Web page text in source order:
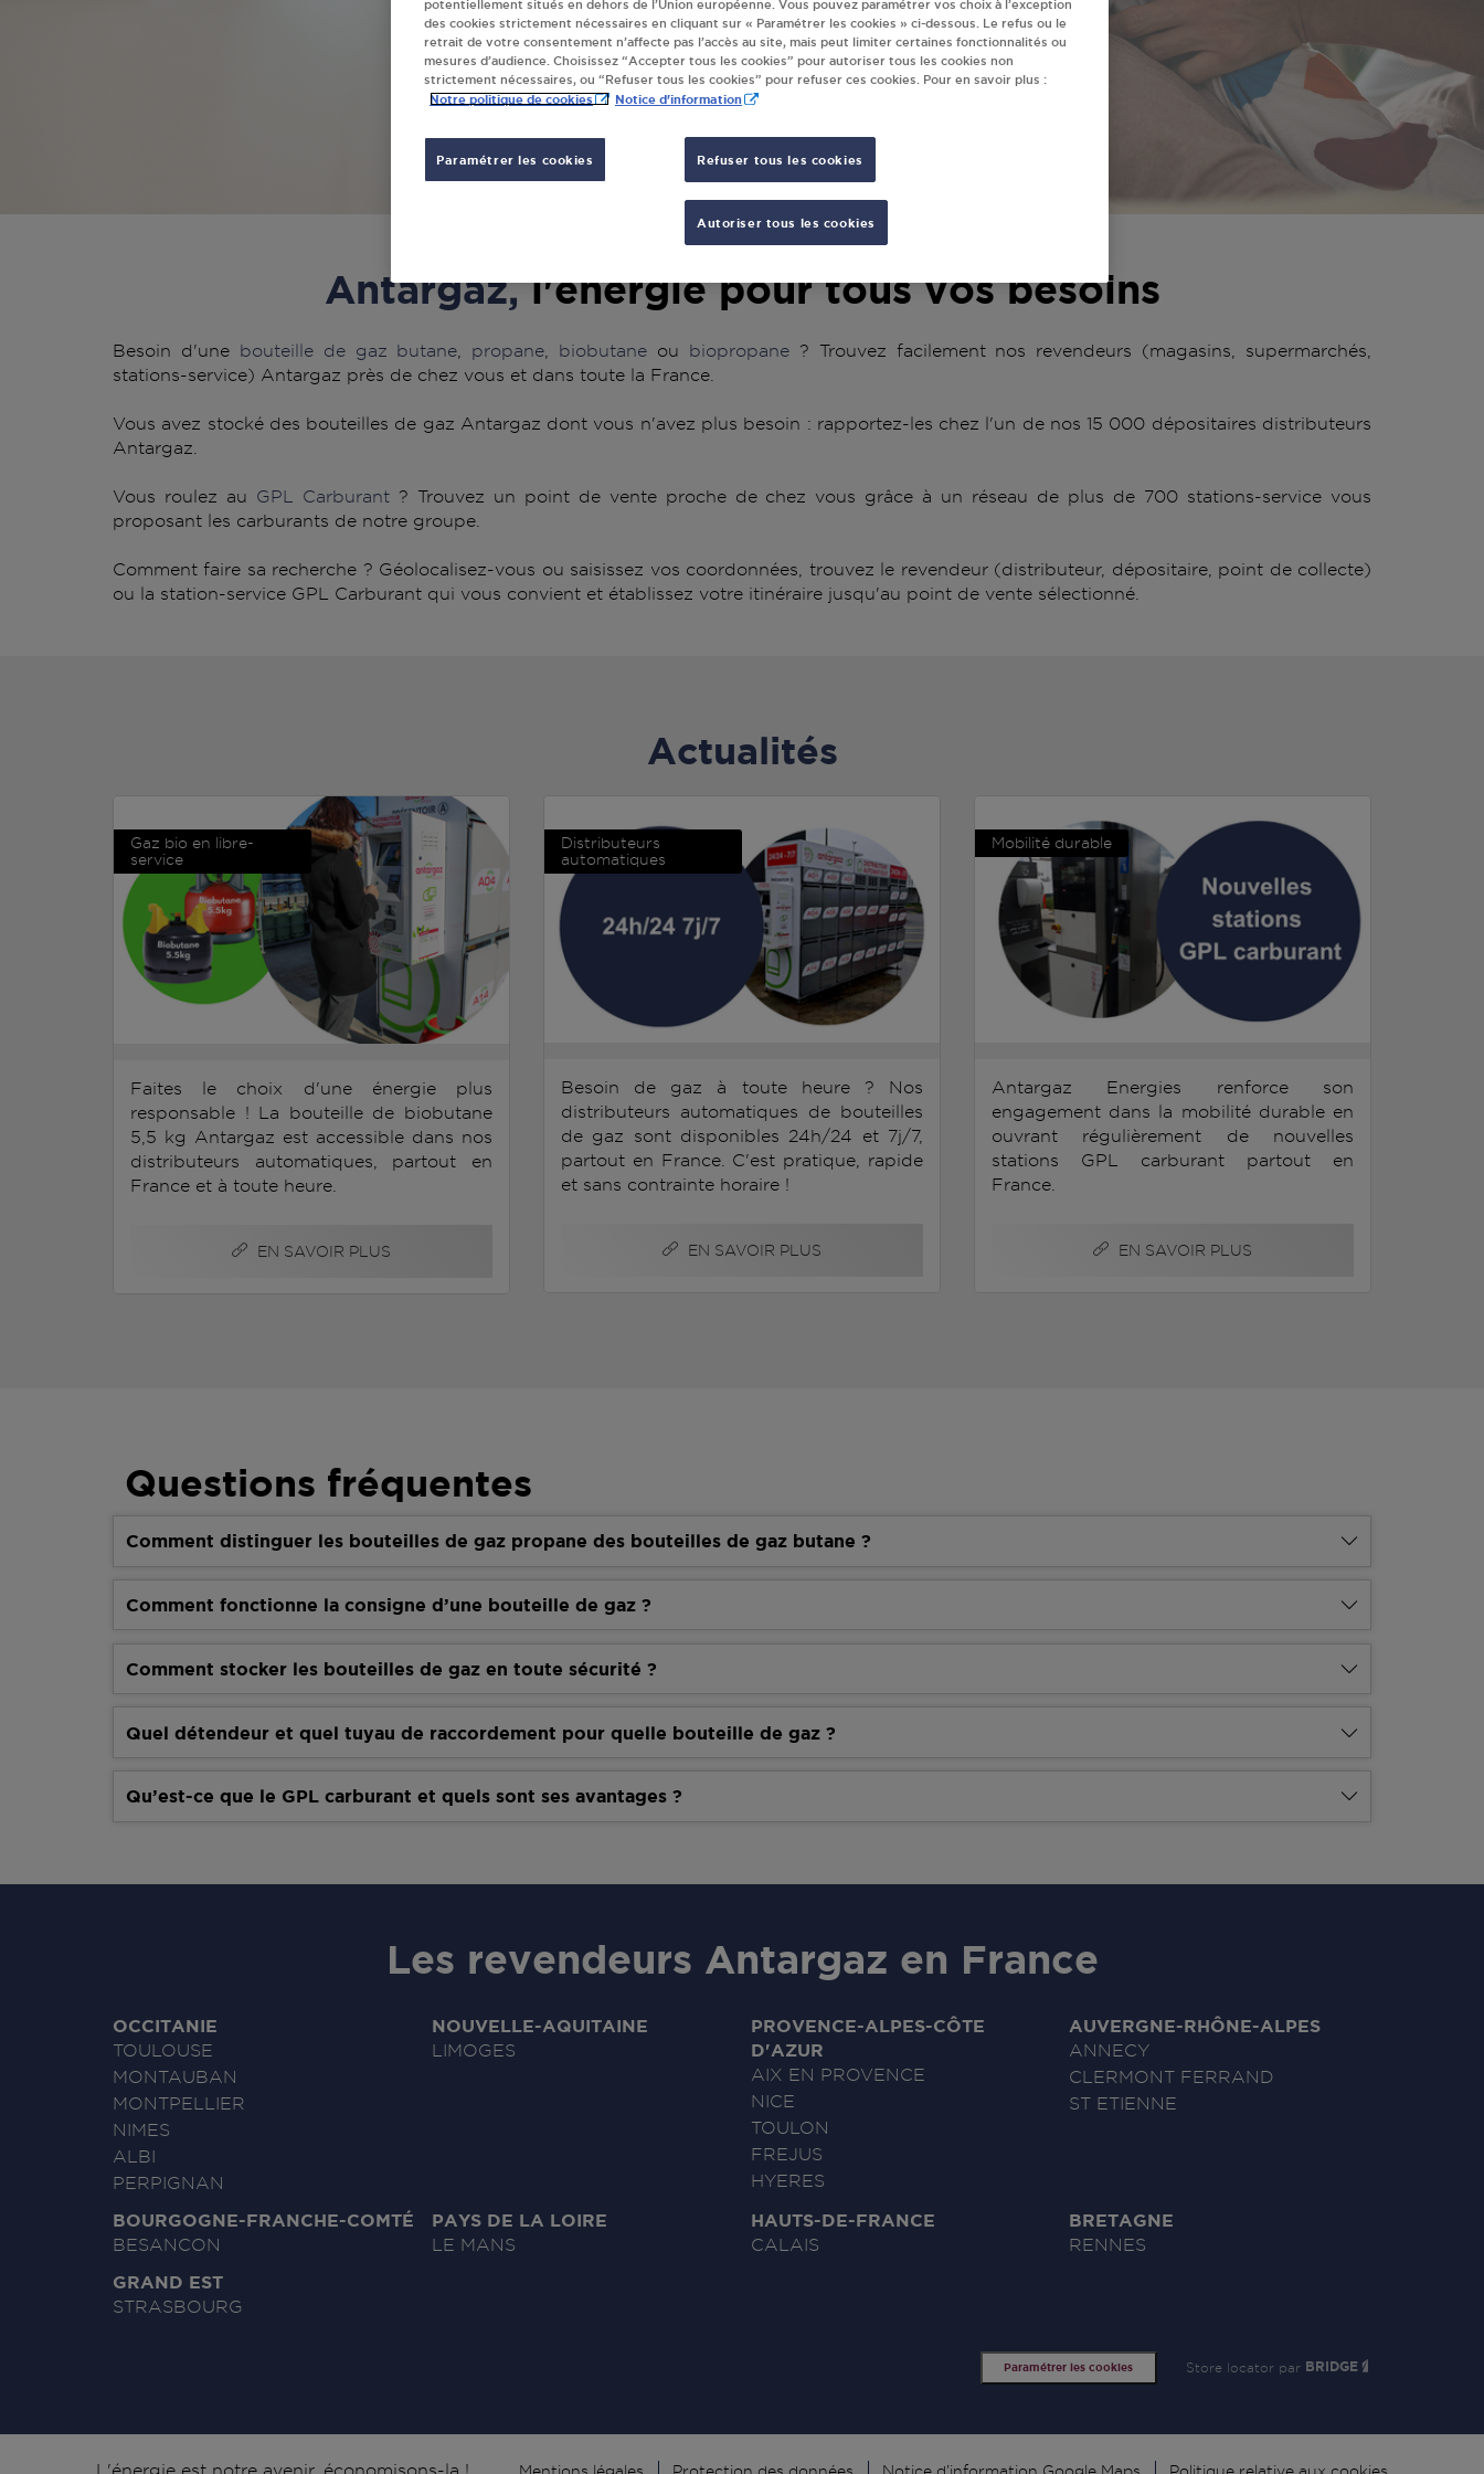
Antargaz,l'énergie pour tous vos besoins
Besoin d'une bouteille de gaz butane propane biobutane ou biopropane? Trouvez facilement nos revendeurs (magasins, supermarchés,
stations-service) Antargaz près de chez vous et dans toute la France.
Vous avez stocké des bouteilles de gaz Antargaz dont vous n'avez plus besoin : rapportez-les chez l'un de nos 15 000 dépositaires distributeurs
Antargaz.
Vous roulez au GPL Carburant? Trouvez un point de vente proche de chez vous grâce à un réseau de plus de 700 stations-service vous
proposant les carburants de notre groupe.
Comment faire sa recherche ? Géolocalisez-vous ou saisissez vos coordonnées, trouvez le revendeur (distributeur, dépositaire, point de collecte)
ou la station-service GPL Carburant qui vous convient et établissez votre itinéraire jusqu'au point de vente sélectionné.
Actualités
Gaz bio en libre-
service
Faites le choix d'une énergie plus
responsable ! La bouteille de biobutane
5,5 kg Antargaz est accessible dans nos
distributeurs automatiques, partout en
France et à toute heure.
EN SAVOIR PLUS
Distributeurs
automatiques
Besoin de gaz à toute heure ? Nos
distributeurs automatiques de bouteilles
de gaz sont disponibles 24h/24 et 7j/7,
partout en France. C'est pratique, rapide
et sans contrainte horaire !
EN SAVOIR PLUS
Mobilité durable
Antargaz Energies renforce son
engagement dans la mobilité durable en
ouvrant régulièrement de nouvelles
stations GPL carburant partout en
France.
EN SAVOIR PLUS
Questions fréquentes
Comment distinguer les bouteilles de gaz propane des bouteilles de gaz butane ?
Comment fonctionne la consigne d’une bouteille de gaz ?
Comment stocker les bouteilles de gaz en toute sécurité ?
Quel détendeur et quel tuyau de raccordement pour quelle bouteille de gaz ?
Qu’est-ce que le GPL carburant et quels sont ses avantages ?
Les revendeurs Antargaz en France
OCCITANIE
TOULOUSE
MONTAUBAN
MONTPELLIER
NIMES
ALBI
PERPIGNAN
NOUVELLE-AQUITAINE
LIMOGES
PROVENCE-ALPES-CÔTE
D'AZUR
AIX EN PROVENCE
NICE
TOULON
FREJUS
HYERES
AUVERGNE-RHÔNE-ALPES
ANNECY
CLERMONT FERRAND
ST ETIENNE
BOURGOGNE-FRANCHE-COMTÉ
BESANCON
PAYS DE LA LOIRE
LE MANS
HAUTS-DE-FRANCE
CALAIS
BRETAGNE
RENNES
GRAND EST
STRASBOURG
Paramétrer les cookies Store locator par BRIDGE
potentiellement situés en dehors de l’Union européenne. Vous pouvez paramétrer vos choix à l’exception
des cookies strictement nécessaires en cliquant sur « Paramétrer les cookies » ci-dessous. Le refus ou le
retrait de votre consentement n’affecte pas l’accès au site, mais peut limiter certaines fonctionnalités ou
mesures d’audience. Choisissez “Accepter tous les cookies” pour autoriser tous les cookies non
strictement nécessaires, ou “Refuser tous les cookies” pour refuser ces cookies. Pour en savoir plus :
Notre politique de cookies Notice d'information
Paramétrer les cookies Refuser tous les cookies
Autoriser tous les cookies